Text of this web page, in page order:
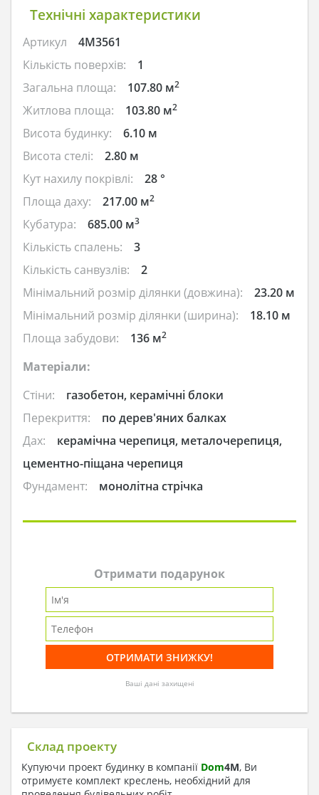
Технічні характеристики
Артикул
4M3561
Кількість поверхів:
1
Загальна площа:
107.80 м2
Житлова площа: 103.80 м2
Висота будинку:
6.10 м
Висота стелі:
2.80 м
Кут нахилу покрівлі:
28 °
Площа даху:
217.00 м2
Кубатура: 685.00 м3
Кількість спалень:
3
Кількість санвузлів:
2
Мінімальний розмір ділянки (довжина):
23.20 м
Мінімальний розмір ділянки (ширина):
18.10 м
Площа забудови:
136 м2
Матеріали:
Стіни:
газобетон, керамічні блоки
Перекриття:
по дерев'яних балках
Дах:
керамічна черепиця, металочерепиця,
цементно-піщана черепиця
Фундамент:
монолітна стрічка
Отримати подарунок
Ваші дані захищені
Склад проекту
Купуючи проект будинку в компанії Dom4M, Ви
отримуєте комплект креслень, необхідний для